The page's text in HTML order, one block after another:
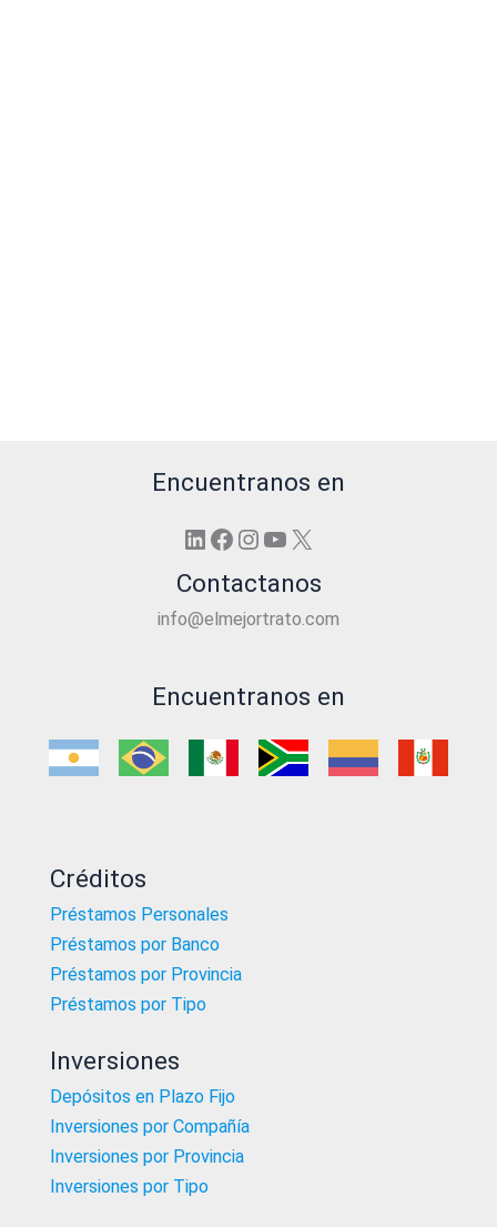
Encuentranos en
LinkedIn
Facebook
Instagram
YouTube
X
Contactanos
info@elmejortrato.com
Encuentranos en
Créditos
Préstamos Personales
Préstamos por Banco
Préstamos por Provincia
Préstamos por Tipo
Inversiones
Depósitos en Plazo Fijo
Inversiones por Compañía
Inversiones por Provincia
Inversiones por Tipo